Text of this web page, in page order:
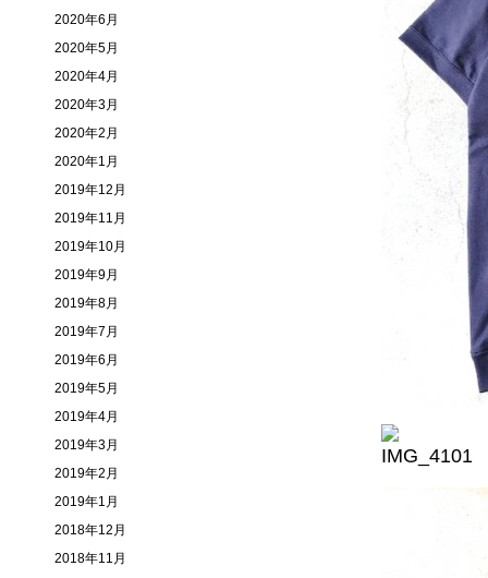
2020年6月
2020年5月
2020年4月
2020年3月
2020年2月
2020年1月
2019年12月
2019年11月
2019年10月
2019年9月
2019年8月
2019年7月
2019年6月
2019年5月
2019年4月
2019年3月
2019年2月
2019年1月
2018年12月
2018年11月